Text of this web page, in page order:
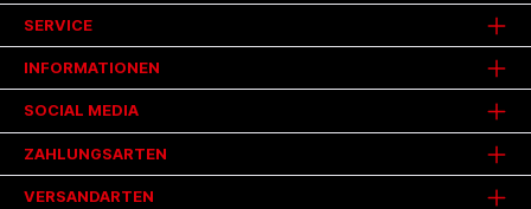
SERVICE
INFORMATIONEN
SOCIAL MEDIA
ZAHLUNGSARTEN
VERSANDARTEN